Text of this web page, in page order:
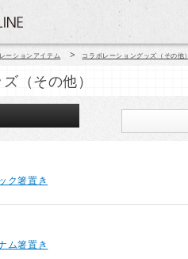
ーションアイテム > コラボレーショングッズ（その他）
（その他）
ク箸置き
ム箸置き